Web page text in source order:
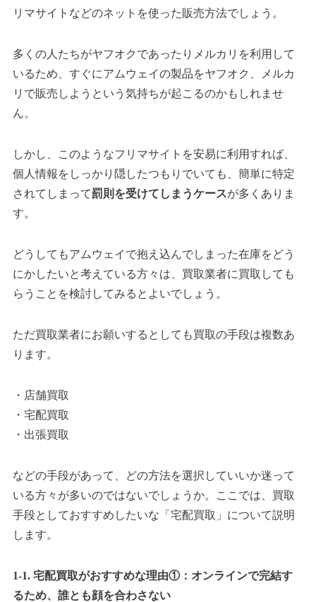
リマサイトなどのネットを使った販売方法でしょう。
多くの人たちがヤフオクであったりメルカリを利用して
いるため、すぐにアムウェイの製品をヤフオク、メルカ
リで販売しようという気持ちが起こるのかもしれませ
ん。
しかし、このようなフリマサイトを安易に利用すれば、
個人情報をしっかり隠したつもりでいても、簡単に特定
されてしまって罰則を受けてしまうケースが多くありま
す。
どうしてもアムウェイで抱え込んでしまった在庫をどう
にかしたいと考えている方々は、買取業者に買取しても
らうことを検討してみるとよいでしょう。
ただ買取業者にお願いするとしても買取の手段は複数あ
ります。
・店舗買取
・宅配買取
・出張買取
などの手段があって、どの方法を選択していいか迷って
いる方々が多いのではないでしょうか。ここでは、買取
手段としておすすめしたいな「宅配買取」について説明
します。
1-1. 宅配買取がおすすめな理由①：オンラインで完結す
るため、誰とも顔を合わさない